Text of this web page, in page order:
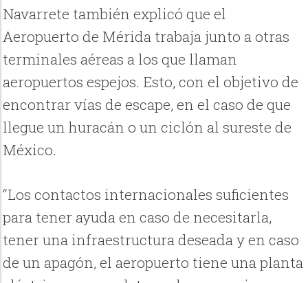
Navarrete también explicó que el
Aeropuerto de Mérida trabaja junto a otras
terminales aéreas a los que llaman
aeropuertos espejos. Esto, con el objetivo de
encontrar vías de escape, en el caso de que
llegue un huracán o un ciclón al sureste de
México.
“Los contactos internacionales suficientes
para tener ayuda en caso de necesitarla,
tener una infraestructura deseada y en caso
de un apagón, el aeropuerto tiene una planta